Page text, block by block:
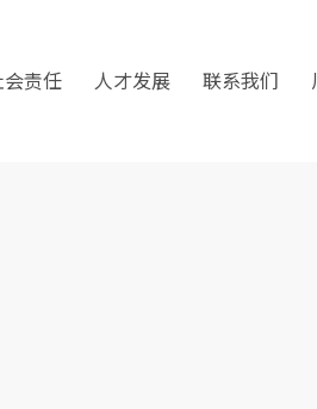
会责任 人才发展 联系我们